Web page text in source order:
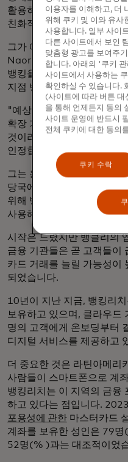
활용하고, 낮은 시작 비용과
친화적인 제품으로 시장에
그가 예상하지 못한 것은 망
Naor가 접근한 소규모 은
뱅킹을 제공할 이유가 거의
지점 뱅킹에만 의존하는 것
"예상보다 디지털화에 대한
확장 가능한 솔루션을 제시
것이라는 순진한 생각에서
인정합니다.
그는 은행과 신용 조합에 디
당국에 클라우드 기반 시스
위해 뱅킹리스의 비즈니스
사용해야 한다는 사실을 금
시작은 느렸지만 뱅클리의
금융 기관들은 곧 고객들이
카드 거래를 늘릴 가능성이
되었습니다.
10년이 지난 지금, 뱅킹리
보유하고 있으며, 클라우드
명의 고객에게 온보딩부터
디지털 서비스를 제공하고
더 중요한 것은 라틴아메리
사람들이 스마트폰으로 계
뱅킹리치는 이 지역의 금융
하고 있다는 점입니다.
포용성에 관한마스터카드
계좌를 보유한 성인은 79
52명(% )과는 대조적이었
이용자를 이해하고, 더
위해 쿠키 및 이와 유
사용합니다. 일부 사이
다른 사이트에서 보인
맞춤형 광고를 보여주
합니다. 아래의 '쿠키
사이트에서 사용하는
확인하실 수 있습니다.
(사이트에 따라 버튼
을 통해 언제든지 동의
사이트 운영에 반드시
전체 쿠키에 대한 동의
쿠키 수락